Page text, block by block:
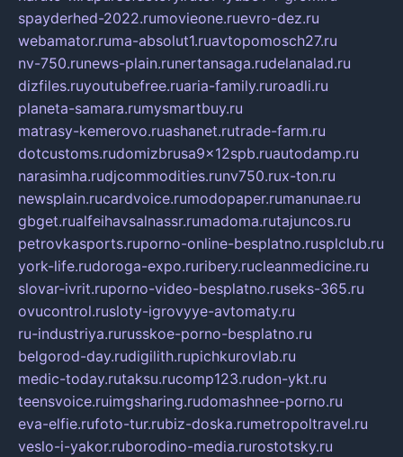
spayderhed-2022.rumovieone.ruevro-dez.ru
webamator.ruma-absolut1.ruavtopomosch27.ru
nv-750.runews-plain.runertansaga.rudelanalad.ru
dizfiles.ruyoutubefree.ruaria-family.ruroadli.ru
planeta-samara.rumysmartbuy.ru
matrasy-kemerovo.ruashanet.rutrade-farm.ru
dotcustoms.rudomizbrusa9x12spb.ruautodamp.ru
narasimha.rudjcommodities.runv750.rux-ton.ru
newsplain.rucardvoice.rumodopaper.rumanunae.ru
gbget.rualfeihavsalnassr.rumadoma.rutajuncos.ru
petrovkasports.ruporno-online-besplatno.rusplclub.ru
york-life.rudoroga-expo.ruribery.rucleanmedicine.ru
slovar-ivrit.ruporno-video-besplatno.ruseks-365.ru
ovucontrol.rusloty-igrovyye-avtomaty.ru
ru-industriya.rurusskoe-porno-besplatno.ru
belgorod-day.rudigilith.rupichkurovlab.ru
medic-today.rutaksu.rucomp123.rudon-ykt.ru
teensvoice.ruimgsharing.rudomashnee-porno.ru
eva-elfie.rufoto-tur.rubiz-doska.rumetropoltravel.ru
veslo-i-yakor.ruborodino-media.rurostotsky.ru